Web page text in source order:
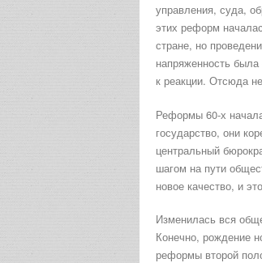
управления, суда,
этих реформ
стране, но
напряженность
к реакции. Отсюда
Реформы 60-х
государство, они
центральный
шагом на пути
новое качество, и
Изменилась вся
Конечно, рождение
реформы второй